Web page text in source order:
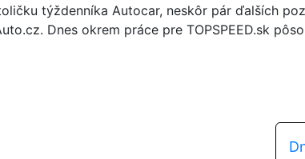
týždenníka Autocar, neskôr pár ďalších
Dnes okrem práce pre TOPSPEED.sk